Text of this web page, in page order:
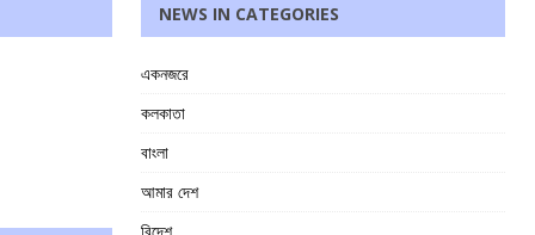
NEWS IN CATEGORIES
একনজরে
কলকাতা
বাংলা
আমার দেশ